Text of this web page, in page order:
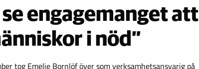
engagemanget att
i nöd”
tog Emelie Bornlöf över som verksamhetsansvarig på